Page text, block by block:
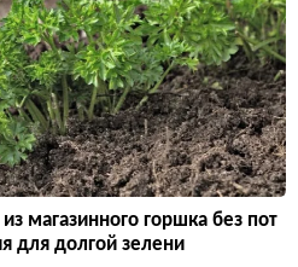
магазинного горшка без пот
для долгой зелени